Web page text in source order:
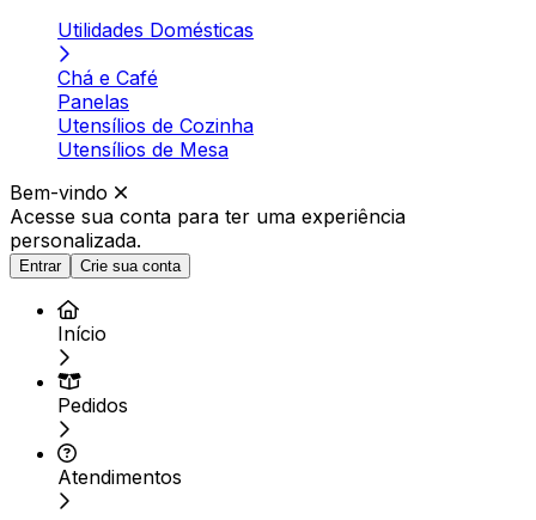
Utilidades Domésticas
Chá e Café
Panelas
Utensílios de Cozinha
Utensílios de Mesa
Bem-vindo
Acesse sua conta para ter uma experiência
personalizada.
Entrar Crie sua conta
Início
Pedidos
Atendimentos